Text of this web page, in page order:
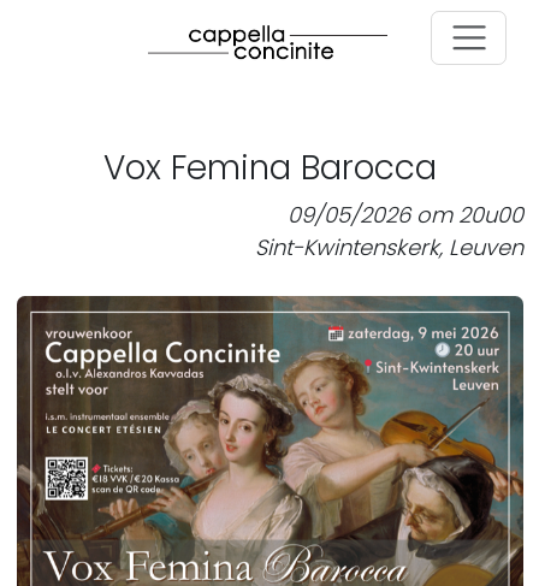
Vox Femina Barocca
09/05/2026 om 20u00
Sint-Kwintenskerk, Leuven